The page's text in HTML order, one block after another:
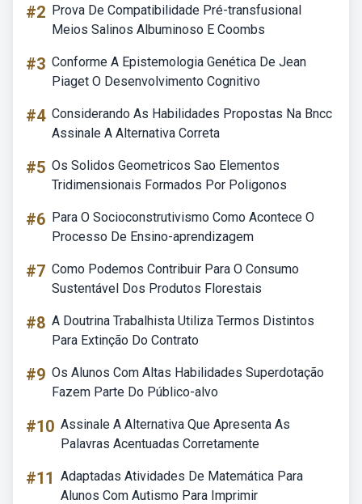
#2 Prova De Compatibilidade Pré-transfusional
Meios Salinos Albuminoso E Coombs
#3 Conforme A Epistemologia Genética De Jean
Piaget O Desenvolvimento Cognitivo
#4 Considerando As Habilidades Propostas Na Bncc
Assinale A Alternativa Correta
#5 Os Solidos Geometricos Sao Elementos
Tridimensionais Formados Por Poligonos
#6 Para O Socioconstrutivismo Como Acontece O
Processo De Ensino-aprendizagem
#7 Como Podemos Contribuir Para O Consumo
Sustentável Dos Produtos Florestais
#8 A Doutrina Trabalhista Utiliza Termos Distintos
Para Extinção Do Contrato
#9 Os Alunos Com Altas Habilidades Superdotação
Fazem Parte Do Público-alvo
#10 Assinale A Alternativa Que Apresenta As
Palavras Acentuadas Corretamente
#11 Adaptadas Atividades De Matemática Para
Alunos Com Autismo Para Imprimir